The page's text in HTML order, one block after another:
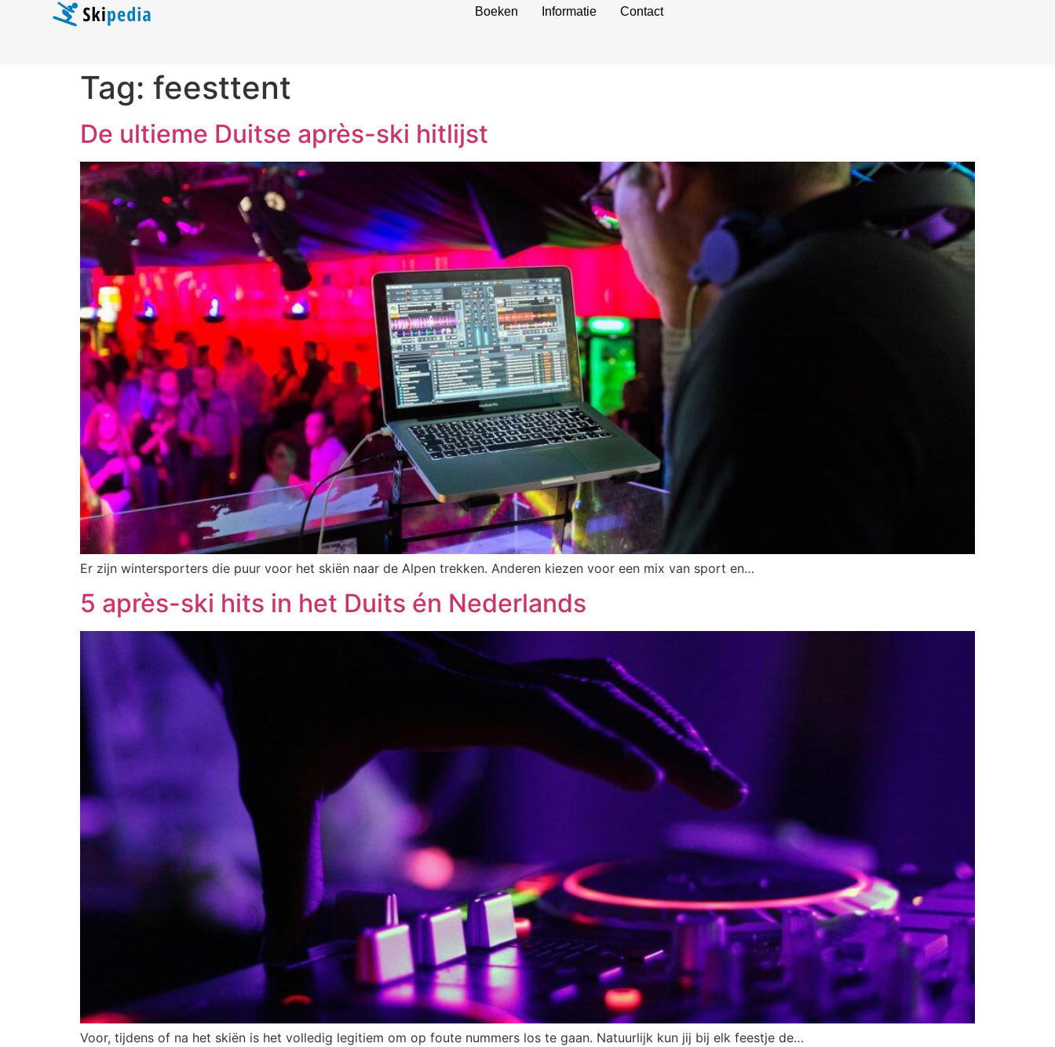
Boeken Informatie Contact
Tag: feesttent
De ultieme Duitse après-ski hitlijst
Er zijn wintersporters die puur voor het skiën naar de Alpen trekken. Anderen kiezen voor een mix van sport en…
5 après-ski hits in het Duits én Nederlands
Voor, tijdens of na het skiën is het volledig legitiem om op foute nummers los te gaan. Natuurlijk kun jij bij elk feestje de…